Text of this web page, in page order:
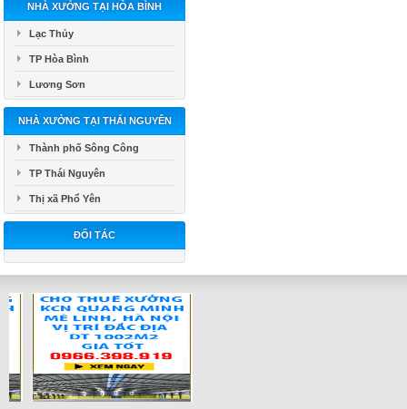
NHÀ XƯỞNG TẠI HÒA BÌNH
Lạc Thủy
TP Hòa Bình
Lương Sơn
NHÀ XƯỞNG TẠI THÁI NGUYÊN
Thành phố Sông Công
TP Thái Nguyên
Thị xã Phổ Yên
ĐỐI TÁC